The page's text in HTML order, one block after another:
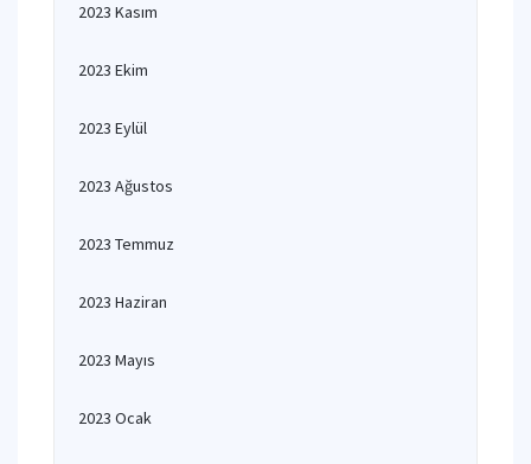
2023 Kasım
2023 Ekim
2023 Eylül
2023 Ağustos
2023 Temmuz
2023 Haziran
2023 Mayıs
2023 Ocak